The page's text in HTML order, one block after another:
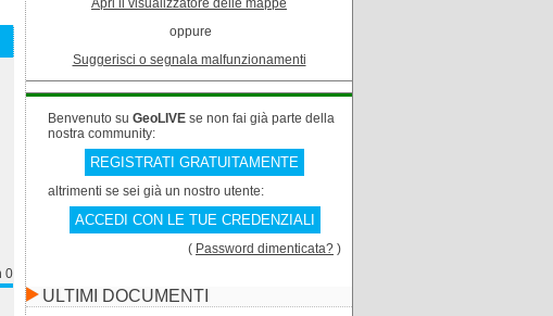
0
Apri il visualizzatore delle mappe
oppure
Suggerisci o segnala malfunzionamenti
Benvenuto su GeoLIVE se non fai già parte della
nostra community:
REGISTRATI GRATUITAMENTE
altrimenti se sei già un nostro utente:
ACCEDI CON LE TUE CREDENZIALI
( Password dimenticata? )
ULTIMI DOCUMENTI